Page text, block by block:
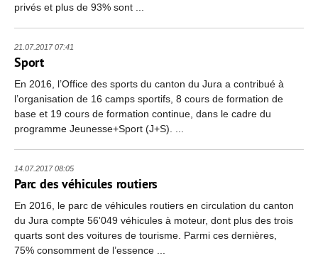
privés et plus de 93% sont ...
21.07.2017 07:41
Sport
En 2016, l’Office des sports du canton du Jura a contribué à
l’organisation de 16 camps sportifs, 8 cours de formation de
base et 19 cours de formation continue, dans le cadre du
programme Jeunesse+Sport (J+S). ...
14.07.2017 08:05
Parc des véhicules routiers
En 2016, le parc de véhicules routiers en circulation du canton
du Jura compte 56'049 véhicules à moteur, dont plus des trois
quarts sont des voitures de tourisme. Parmi ces dernières,
75% consomment de l’essence ...